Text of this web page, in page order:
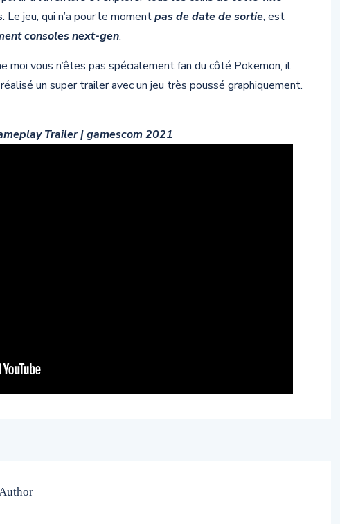
Le jeu, qui n’a pour le momentpas de date de sortie, est
consoles next-gen.
moi vous n’êtes pas spécialement fan du côté Pokemon, il
un super trailer avec un jeu très poussé graphiquement.
Trailer | gamescom 2021